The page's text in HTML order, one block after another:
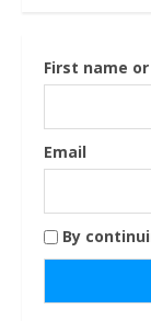
First name
Email
By